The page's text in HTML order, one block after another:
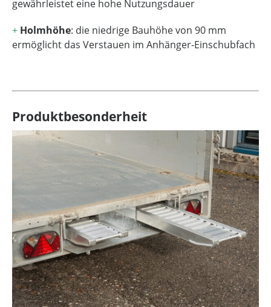
gewährleistet eine hohe Nutzungsdauer
+ Holmhöhe: die niedrige Bauhöhe von 90 mm
ermöglicht das Verstauen im Anhänger-Einschubfach
Produktbesonderheit